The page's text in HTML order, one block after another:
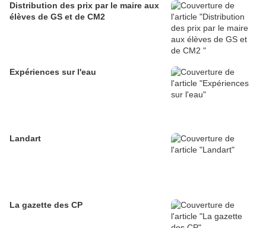
Distribution des prix par le maire aux
élèves de GS et de CM2
Expériences sur l'eau
Landart
La gazette des CP